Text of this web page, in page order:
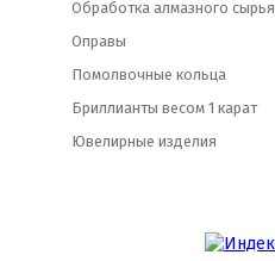
Обработка алмазного сырья
Оправы
Помолвочные кольца
Бриллианты весом 1 карат
Ювелирные изделия